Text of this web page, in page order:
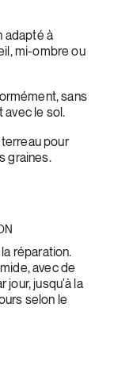
adapté à
mi-ombre ou
sans
avec le sol.
pour
graines.
réparation.
avec de
jour, jusqu'à la
selon le